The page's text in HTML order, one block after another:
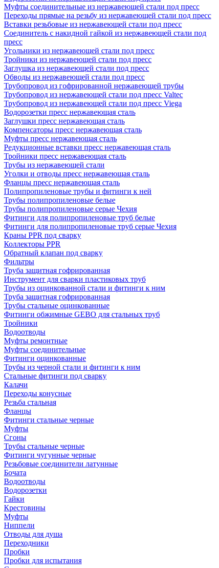
Муфты соединительные из нержавеющей стали под пресс
Переходы прямые на резьбу из нержавеющей стали под пресс
Вставки резьбовые из нержавеющей стали под пресс
Соединитель с накидной гайкой из нержавеющей стали под
пресс
Угольники из нержавеющей стали под пресс
Тройники из нержавеющей стали под пресс
Заглушка из нержавеющей стали под пресс
Обводы из нержавеющей стали под пресс
Трубопровод из гофрированной нержавеющей трубы
Трубопровод из нержавеющей стали под пресс Valtec
Трубопровод из нержавеющей стали под пресс Viega
Водорозетки пресс нержавеющая сталь
Заглушки пресс нержавеющая сталь
Компенсаторы пресс нержавеющая сталь
Муфты пресс нержавеющая сталь
Редукционные вставки пресс нержавеющая сталь
Тройники пресс нержавеющая сталь
Трубы из нержавеющей стали
Уголки и отводы пресс нержавеющая сталь
Фланцы пресс нержавеющая сталь
Полипропиленовые трубы и фитинги к ней
Трубы полипропиленовые белые
Трубы полипропиленовые серые Чехия
Фитинги для полипропиленовые труб белые
Фитинги для полипропиленовые труб серые Чехия
Краны PPR под сварку
Коллекторы PPR
Обратный клапан под сварку
Фильтры
Труба защитная гофрированная
Инструмент для сварки пластиковых труб
Трубы из оцинкованной стали и фитинги к ним
Труба защитная гофрированная
Трубы стальные оцинкованные
Фитинги обжимные GEBO для стальных труб
Тройники
Водоотводы
Муфты ремонтные
Муфты соединительные
Фитинги оцинкованные
Трубы из черной стали и фитинги к ним
Стальные фитинги под сварку
Калачи
Переходы конусные
Резьба стальная
Фланцы
Фитинги стальные черные
Муфты
Сгоны
Трубы стальные черные
Фитинги чугунные черные
Резьбовые соединители латунные
Бочата
Водоотводы
Водорозетки
Гайки
Крестовины
Муфты
Ниппели
Отводы для душа
Переходники
Пробки
Пробки для испытания